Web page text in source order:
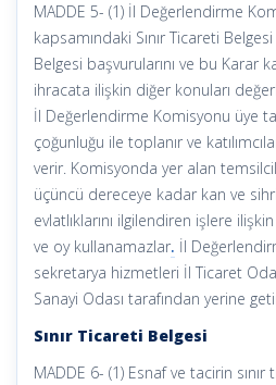
MADDE 5- (1) İl Değerlendirme
kapsamındaki Sınır Ticareti
Belgesi başvurularını ve bu Karar
ihracata ilişkin diğer konuları
İl Değerlendirme Komisyonu üye
çoğunluğu ile toplanır ve
verir. Komisyonda yer alan
üçüncü dereceye kadar kan ve sihri
evlatlıklarını ilgilendiren işlere
ve oy kullanamazlar. İl
sekretarya hizmetleri İl Ticaret
Sanayi Odası tarafından yerine
Sınır Ticareti Belgesi
MADDE 6- (1) Esnaf ve tacirin